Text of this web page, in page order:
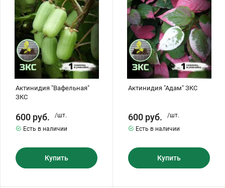
Хризантемы саженцы
Зелень и пряные травы
Актинидия "Вафельная"
ЗКС
600 руб.
/шт.
Есть в наличии
Купить
Актинидия "Адам" ЗКС
600 руб.
/шт.
Есть в наличии
Купить